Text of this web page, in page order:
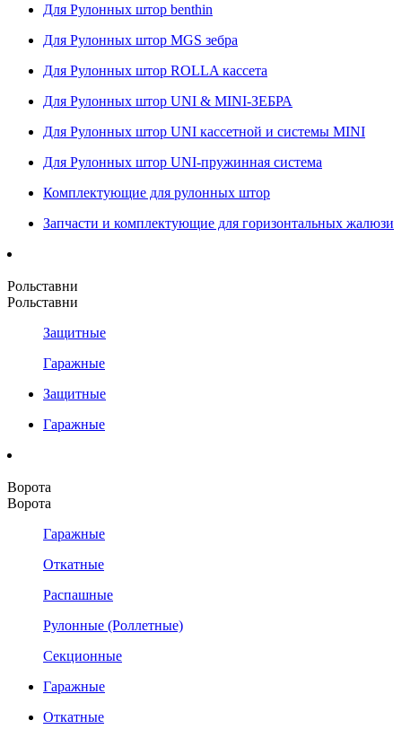
Для Рулонных штор benthin
Для Рулонных штор MGS зебра
Для Рулонных штор ROLLA кассета
Для Рулонных штор UNI & MINI-ЗЕБРА
Для Рулонных штор UNI кассетной и системы MINI
Для Рулонных штор UNI-пружинная система
Комплектующие для рулонных штор
Запчасти и комплектующие для горизонтальных жалюзи
Рольставни
Рольставни
Защитные
Гаражные
Защитные
Гаражные
Ворота
Ворота
Гаражные
Откатные
Распашные
Рулонные (Роллетные)
Секционные
Гаражные
Откатные